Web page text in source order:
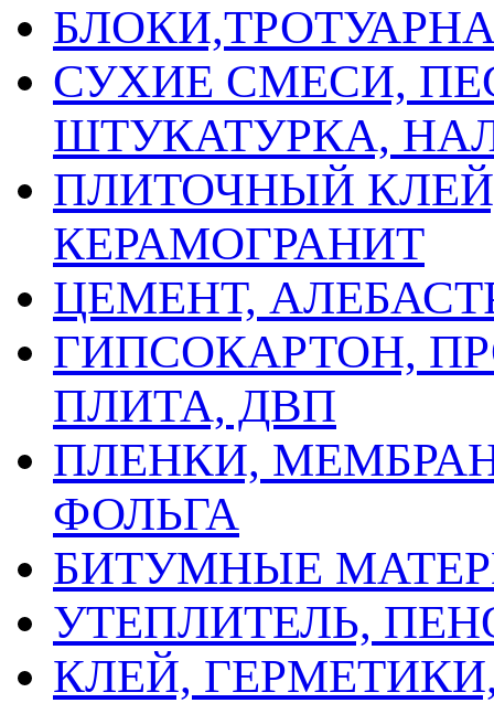
СУХИЕ СМЕСИ,
ШТУКАТУРКА,
ПЛИТОЧНЫЙ
КЕРАМОГРАНИТ
ЦЕМЕНТ,
ГИПСОКАРТОН,
ПЛИТА, ДВП
ПЛЕНКИ,
ФОЛЬГА
БИТУМНЫЕ
УТЕПЛИТЕЛЬ,
КЛЕЙ,